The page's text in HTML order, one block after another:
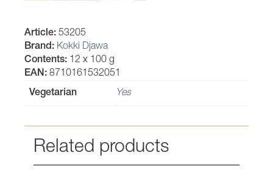
Article: 53205
Brand: Kokki Djawa
Contents: 12 x 100 g
EAN: 8710161532051
Vegetarian
Yes
Related products